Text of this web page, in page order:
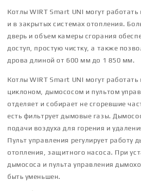
Котлы WIRT Smart UNI могут работать
и в закрытых системах отопления.
дверь и объем камеры сгорания
доступ, простую чистку, а также
дрова длиной от 600 мм до 1 850 мм.
Котлы WIRT Smart UNI могут работать
циклоном, дымососом и пультом
отделяет и собирает не сгоревшие
есть фильтрует дымовые газы.
подачи воздуха для горения и
Пульт управления регулирует работу
отопления, защитного насоса. При
дымососа и пульта управления
быть уменьшен.